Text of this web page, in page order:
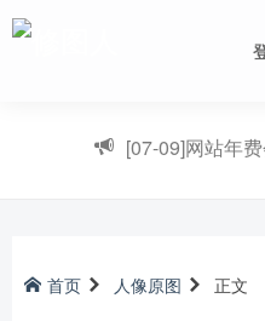
[07-09]网站年
首页 人像原图 正文